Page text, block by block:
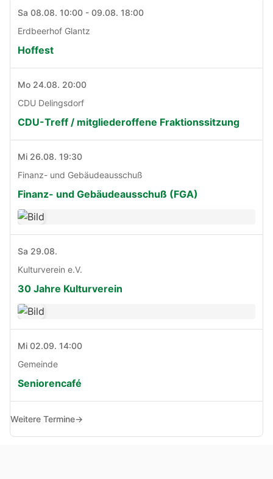
Sa 08.08. 10:00 - 09.08. 18:00
Erdbeerhof Glantz
Hoffest
Mo 24.08. 20:00
CDU Delingsdorf
CDU-Treff / mitgliederoffene Fraktionssitzung
Mi 26.08. 19:30
Finanz- und Gebäudeausschuß
Finanz- und Gebäudeausschuß (FGA)
Sa 29.08.
Kulturverein e.V.
30 Jahre Kulturverein
Mi 02.09. 14:00
Gemeinde
Seniorencafé
Weitere Termine→